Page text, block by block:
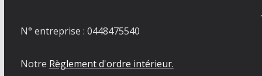
N° entreprise : 0448475540
Notre Règlement d'ordre intérieur.